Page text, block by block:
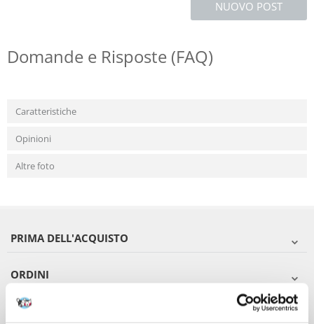
NUOVO POST
Domande e Risposte (FAQ)
Caratteristiche
Opinioni
Altre foto
PRIMA DELL'ACQUISTO
ORDINI
DOPO L'ACQUISTO